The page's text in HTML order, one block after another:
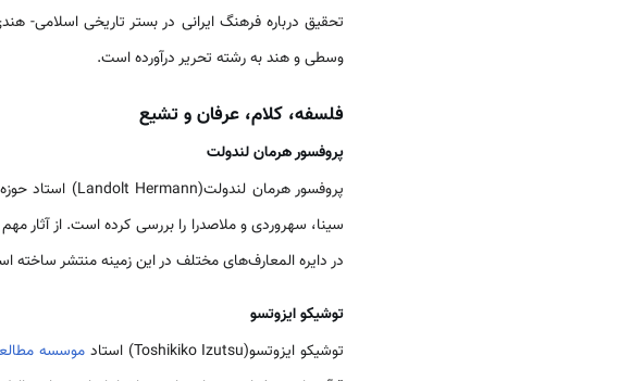
تحقیق درباره فرهنگ ایرانی در بستر تاریخی
وسطی و هند به رشته تحریر درآورده است.
فلسفه، کلام، عرفان و تشیع
پروفسور هرمان لندولت
پروفسور هرمان لندولت(Landolt Hermann) استاد حوزه فلسفه و کلام
سینا، سهروردی و ملاصدرا را بررسی کرده است. از آثار
در دایره المعارف‌های مختلف در این زمینه منتشر ساخته
توشیکو ایزوتسو
توشیکو ایزوتسو(Toshikiko Izutsu) استاد
موسسه